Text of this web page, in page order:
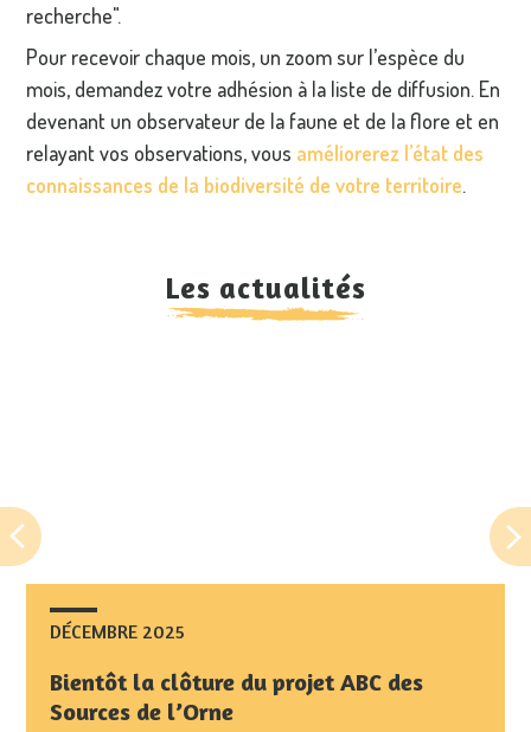
recherche".
Pour recevoir chaque mois, un zoom sur l’espèce du
mois, demandez votre adhésion à la liste de diffusion. En
devenant un observateur de la faune et de la flore et en
relayant vos observations, vous améliorerez l’état des
connaissances de la biodiversité de votre territoire.
Les actualités
DÉCEMBRE 2025
Bientôt la clôture du projet ABC des
Sources de l’Orne
DÉCEMBRE 2025
Bientôt la clôture du projet ABC des
Sources de l’Orne